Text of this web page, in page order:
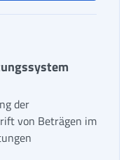
der
von Beträgen im